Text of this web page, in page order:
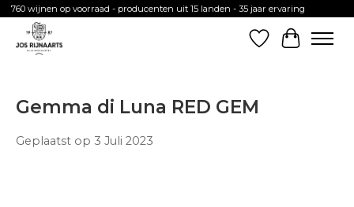
760 wijnen op voorraad - producenten uit 15 landen - 35 jaar ervaring
Verlanglijst
Gemma di Luna RED GEM
Geplaatst op 3 Juli 2023